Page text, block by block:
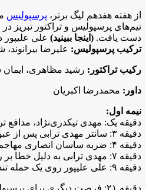
از هفته هفدهم لیگ برتر، پرسپولیس
دست یافت. (اینجا ببینید) علی علیپور در دقیقه ۹ و وحید امیری در دقیقه ۵۵
ترکیب پرسپولیس: علیرضا
رکیب تراکتور: رشید مظاهری،
داور: محمدرضا اکبریان
نیمه اول:
دقیقه یک: مهدی تیکدری‌نژاد،
دقیقه ۳: سانتر مهدی ترابی پس از عبور از روی سر همه بازیکنان به کمال کامیابی‌نیا رسید، اما ضربه این بازیکن به بیرون رفت.
دقیقه ۴: ضربه ساسان انصاری مهاجم تراکتور از درون محوطه جریمه راهی به دروازه بیرانوند پیدا نکرد.
دقیقه ۷: مهدی ترابی به دلیل خطا بر روی احسان حاج صفی در زمین پرسپولیس، از داور مسابقه کارت زرد گرفت.
دقیقه ۹: علی علیپور روی یک حمله تند و تیز روی پاس وحید امیری در موقعیت خوبی قرار گرفت و پس از استپ سینه توپ را از بالای سر رشید مظاهری تبدیل به گل کرد.
دقیقه ۲۱: فرصت دیگری برای پرسپولیسی‌ها ایجاد شد که توپ ارسالی روی دروازه می‌توانست خطرساز باشد، اما در نهایت این توپ راهی به دروازه نداشت.